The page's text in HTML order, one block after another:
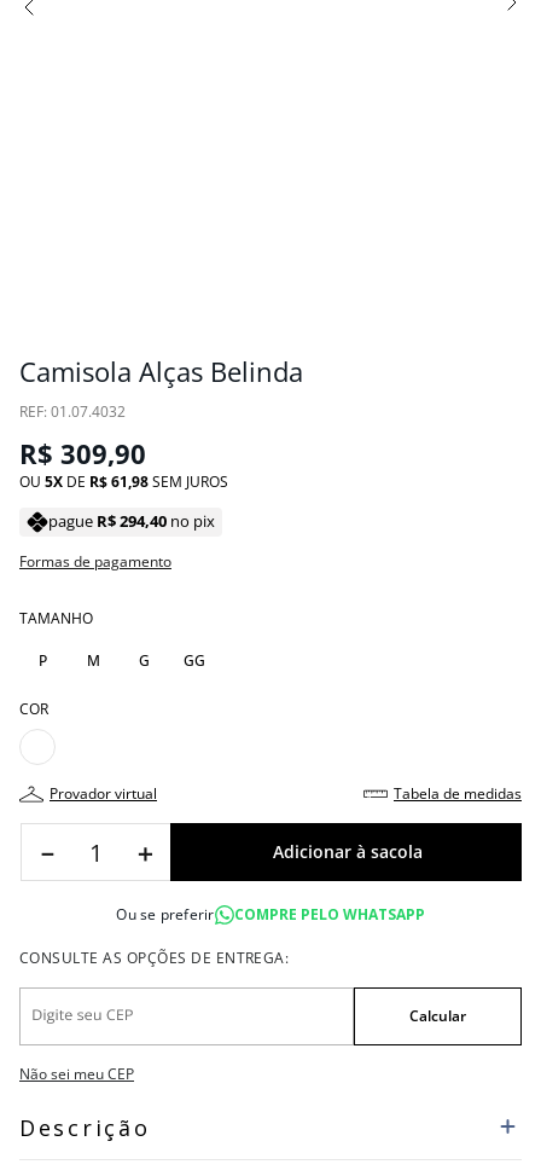
Camisola Alças Belinda
: 01.07.4032
R$ 309,90
OU 5 DE R$61,98SEM JUROS
pague R$294,40 no pix
Formas de pagamento
TAMANHO
P M G GG
COR
provador virtual tabela de medidas
＋
－
Ou se preferir COMPRE PELO WHATSAPP
Não sei meu CEP
Descrição